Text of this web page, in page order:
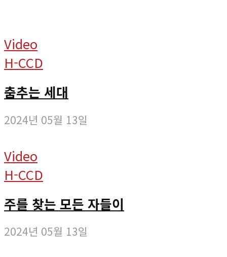
Video
H-CCD
춤추는 세대
2024년 05월 13일
Video
H-CCD
주를 찾는 모든 자들이
2024년 05월 13일